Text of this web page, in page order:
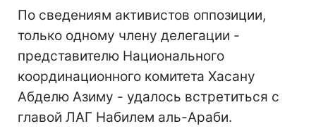
По сведениям активистов оппозиции,
только одному члену делегации -
представителю Национального
координационного комитета Хасану
Абделю Азиму - удалось встретиться с
главой ЛАГ Набилем аль-Араби.